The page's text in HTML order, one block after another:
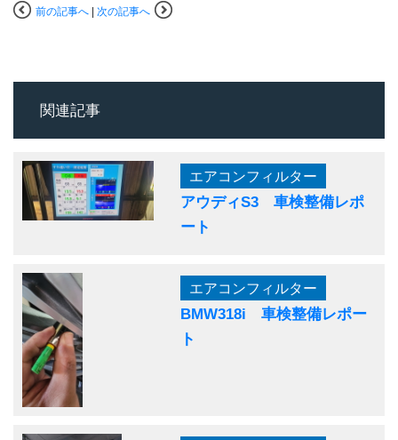
前の記事へ 次の記事へ
関連記事
エアコンフィルター
アウディS3 車検整備レポ
ート
エアコンフィルター
BMW318i 車検整備レポー
ト